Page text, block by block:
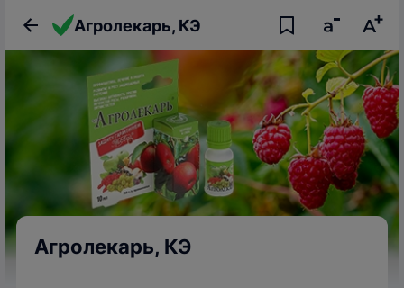
Агролекарь, КЭ
Агролекарь, КЭ